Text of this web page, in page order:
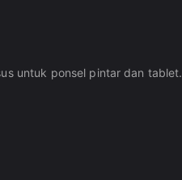
untuk ponsel pintar dan tablet.